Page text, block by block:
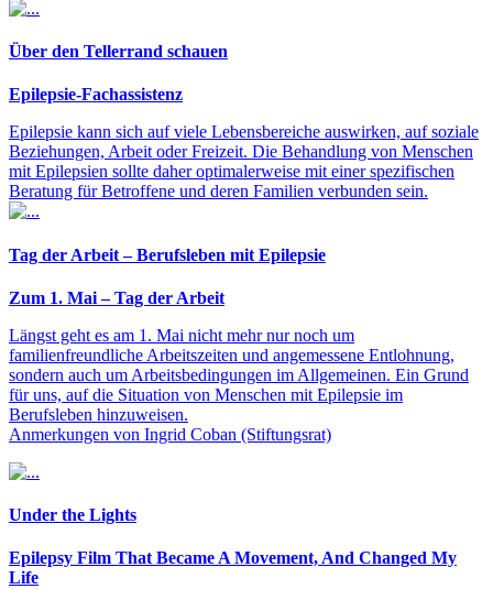
Über den Tellerrand schauen
Epilepsie-Fachassistenz
Epilepsie kann sich auf viele Lebensbereiche auswirken, auf soziale
Beziehungen, Arbeit oder Freizeit. Die Behandlung von Menschen
mit Epilepsien sollte daher optimalerweise mit einer spezifischen
Beratung für Betroffene und deren Familien verbunden sein.
Tag der Arbeit – Berufsleben mit Epilepsie
Zum 1. Mai – Tag der Arbeit
Längst geht es am 1. Mai nicht mehr nur noch um
familienfreundliche Arbeitszeiten und angemessene Entlohnung,
sondern auch um Arbeitsbedingungen im Allgemeinen. Ein Grund
für uns, auf die Situation von Menschen mit Epilepsie im
Berufsleben hinzuweisen.
Anmerkungen von Ingrid Coban (Stiftungsrat)
Under the Lights
Epilepsy Film That Became A Movement, And Changed My
Life